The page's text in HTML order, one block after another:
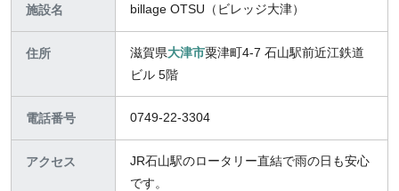
施設名 billage OTSU（ビレッジ大津）
住所 滋賀県大津市粟津町4-7 石山駅前近江鉄道
ビル 5階
電話番号 0749-22-3304
アクセス
JR石山駅のロータリー直結で雨の日も安心
です。